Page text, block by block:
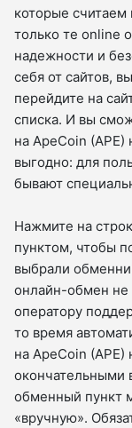
которые
только те online
надежности и
себя от сайтов,
перейдите на
списка. И вы
на ApeCoin
выгодно: для
бывают
Нажмите на
пунктом, чтобы
выбрали
онлайн-обмен не
оператору
то время
на ApeCoin
окончательными
обменный пункт
«вручную».